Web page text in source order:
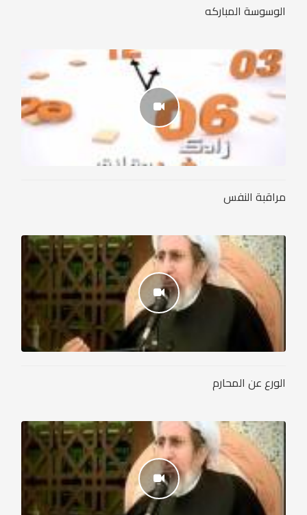
الوسوسة المباركه
مراقبة النفس
الورع عن المحارم